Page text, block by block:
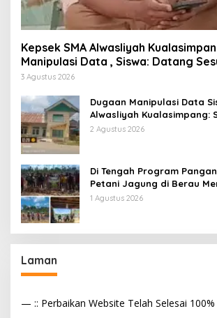
Kepsek SMA Alwasliyah
Manipulasi Data , Siswa: Datang
Dana MBG Disalurkan ke Guru &
3 Agustus 2026
Dugaan Manipulasi Data
Alwasliyah Kualasimpang:
Murid Tapi Terima Dana
2 Agustus 2026
Di Tengah Program
Petani Jagung di Berau
Tekanan Aparat
1 Agustus 2026
Laman
— :: Perbaikan Website Telah Selesai